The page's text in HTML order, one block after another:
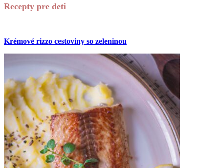
Recepty pre deti
Krémové rizzo cestoviny so zeleninou